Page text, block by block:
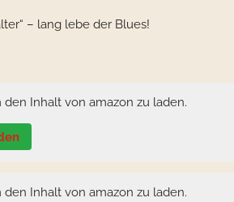
– lang lebe der Blues!
Inhalt von amazon zu laden.
Inhalt von amazon zu laden.